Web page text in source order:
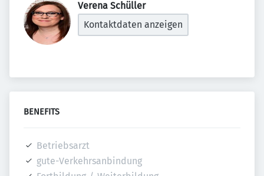
Verena Schüller
Kontaktdaten anzeigen
BENEFITS
Betriebsarzt
gute-Verkehrsanbindung